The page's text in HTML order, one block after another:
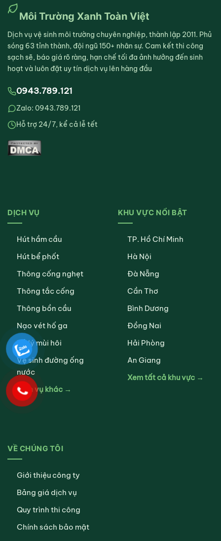
Môi Trường Xanh Toàn Việt
Dịch vụ vệ sinh môi trường chuyên nghiệp, thành lập 2011. Phủ
sóng 63 tỉnh thành, đội ngũ 150+ nhân sự. Cam kết thi công
sạch sẽ, báo giá rõ ràng, hạn chế tối đa ảnh hưởng đến sinh
hoạt và luôn đặt uy tín dịch vụ lên hàng đầu
0943.789.121
Zalo: 0943.789.121
Hỗ trợ 24/7, kể cả lễ tết
DỊCH VỤ
Hút hầm cầu
Hút bể phốt
Thông cống nghẹt
Thông tắc cống
Thông bồn cầu
Nạo vét hố ga
Xử lý mùi hôi
Vệ sinh đường ống
nước
Dịch vụ khác →
KHU VỰC NỔI BẬT
TP. Hồ Chí Minh
Hà Nội
Đà Nẵng
Cần Thơ
Bình Dương
Đồng Nai
Hải Phòng
An Giang
Xem tất cả khu vực →
VỀ CHÚNG TÔI
Giới thiệu công ty
Bảng giá dịch vụ
Quy trình thi công
Chính sách bảo mật